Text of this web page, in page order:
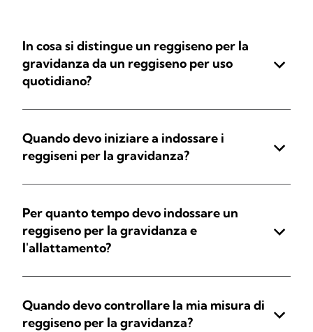
In cosa si distingue un reggiseno per la
gravidanza da un reggiseno per uso
quotidiano?
Quando devo iniziare a indossare i
reggiseni per la gravidanza?
Per quanto tempo devo indossare un
reggiseno per la gravidanza e
l'allattamento?
Quando devo controllare la mia misura di
reggiseno per la gravidanza?